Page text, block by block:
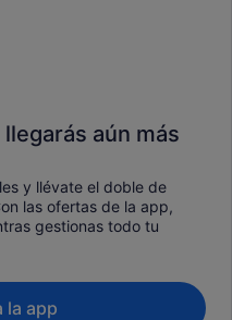
aún más
y llévate el doble de
las ofertas de la app,
gestionas todo tu
la app